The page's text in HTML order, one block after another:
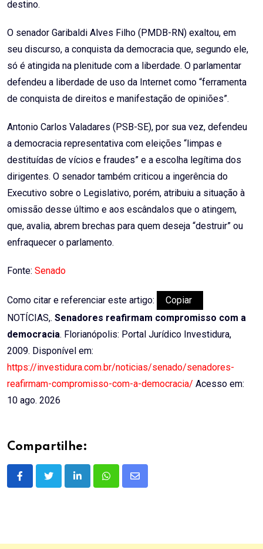
destino.
O senador Garibaldi Alves Filho (PMDB-RN) exaltou, em
seu discurso, a conquista da democracia que, segundo ele,
só é atingida na plenitude com a liberdade. O parlamentar
defendeu a liberdade de uso da Internet como “ferramenta
de conquista de direitos e manifestação de opiniões”.
Antonio Carlos Valadares (PSB-SE), por sua vez, defendeu
a democracia representativa com eleições “limpas e
destituídas de vícios e fraudes” e a escolha legítima dos
dirigentes. O senador também criticou a ingerência do
Executivo sobre o Legislativo, porém, atribuiu a situação à
omissão desse último e aos escândalos que o atingem,
que, avalia, abrem brechas para quem deseja “destruir” ou
enfraquecer o parlamento.
Fonte: Senado
Como citar e referenciar este artigo:
Copiar
NOTÍCIAS,. Senadores reafirmam compromisso com a
democracia. Florianópolis: Portal Jurídico Investidura,
2009. Disponível em:
https://investidura.com.br/noticias/senado/senadores-
reafirmam-compromisso-com-a-democracia/ Acesso em:
10 ago. 2026
Compartilhe:
LinkedInWhatsappShare